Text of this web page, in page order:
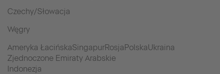
Czechy/Słowacja
Węgry
Ameryka ŁacińskaSingapurRosjaPolskaUkraina
Zjednoczone Emiraty Arabskie
Indonezja